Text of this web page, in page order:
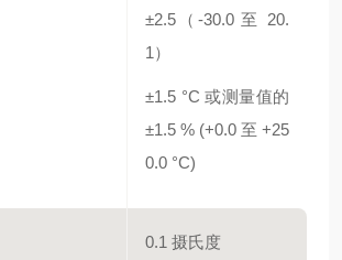
±2.5（-30.0 至 20.
1）
±1.5 °C 或测量值的
±1.5 % (+0.0 至 +25
0.0 °C)
0.1 摄氏度